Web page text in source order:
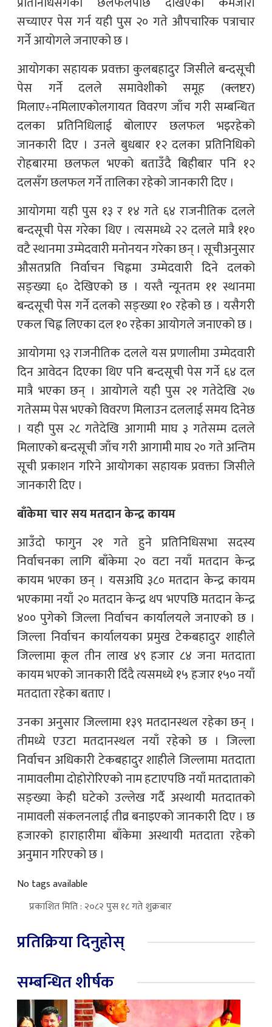
सच्याएर पेस गर्न यही पुस २० गते औपचारिक पत्राचार
गर्ने आयोगले जनाएको छ ।
आयोगका सहायक प्रवक्ता कुलबहादुर जिसीले बन्दसूची
पेस गर्ने दलले समावेशीको समूह (क्लष्टर)
मिलाए÷नमिलाएकोलगायत विवरण जाँच गरी सम्बन्धित
दलका प्रतिनिधिलाई बोलाएर छलफल भइरहेको
जानकारी दिए । उनले बुधबार १२ दलका प्रतिनिधिको
रोहबारमा छलफल भएको बताउँदै बिहीबार पनि १२
दलसँग छलफल गर्ने तालिका रहेको जानकारी दिए ।
आयोगमा यही पुस १३ र १४ गते ६४ राजनीतिक दलले
बन्दसूची पेस गरेका थिए । त्यसमध्ये २२ दलले मात्रै ११०
वटै स्थानमा उम्मेदवारी मनोनयन गरेका छन् । सूचीअनुसार
औसतप्रति निर्वाचन चिह्नमा उम्मेदवारी दिने दलको
सङ्ख्या ६० देखिएको छ । यस्तै न्यूनतम ११ स्थानमा
बन्दसूची पेस गर्ने दलको सङ्ख्या १० रहेको छ । यसैगरी
एकल चिह्न लिएका दल १० रहेका आयोगले जनाएको छ ।
आयोगमा ९३ राजनीतिक दलले यस प्रणालीमा उम्मेदवारी
दिन आवेदन दिएका थिए पनि बन्दसूची पेस गर्ने ६४ दल
मात्रै भएका छन् । आयोगले यही पुस २१ गतेदेखि २७
गतेसम्म पेस भएको विवरण मिलाउन दललाई समय दिनेछ
। यही पुस २८ गतेदेखि आगामी माघ ३ गतेसम्म दलले
मिलाएको बन्दसूची जाँच गरी आगामी माघ २० गते अन्तिम
सूची प्रकाशन गरिने आयोगका सहायक प्रवक्ता जिसीले
जानकारी दिए ।
बाँकेमा चार सय मतदान केन्द्र कायम
आउँदो फागुन २१ गते हुने प्रतिनिधिसभा सदस्य
निर्वाचनका लागि बाँकेमा २० वटा नयाँ मतदान केन्द्र
कायम भएका छन् । यसअघि ३८० मतदान केन्द्र कायम
भएकामा नयाँ २० मतदान केन्द्र थप भएपछि मतदान केन्द्र
४०० पुगेको जिल्ला निर्वाचन कार्यालयले जनाएको छ ।
जिल्ला निर्वाचन कार्यालयका प्रमुख टेकबहादुर शाहीले
जिल्लामा कूल तीन लाख ४९ हजार ८४ जना मतदाता
कायम भएको जानकारी दिँदै त्यसमध्ये १५ हजार १५० नयाँ
मतदाता रहेका बताए ।
उनका अनुसार जिल्लामा १३९ मतदानस्थल रहेका छन् ।
तीमध्ये एउटा मतदानस्थल नयाँ रहेको छ । जिल्ला
निर्वाचन अधिकारी टेकबहादुर शाहीले जिल्लामा मतदाता
नामावलीमा दोहोरोरिएको नाम हटाएपछि नयाँ मतदाताको
सङ्ख्या केही घटेको उल्लेख गर्दै अस्थायी मतदातको
नामावली संकलनलाई तीव्र बनाइएको जानकारी दिए । छ
हजारको हाराहारीमा बाँकेमा अस्थायी मतदाता रहेको
अनुमान गरिएको छ ।
No tags available
प्रकाशित मिति : २०८२ पुस १८ गते शुक्रबार
प्रतिक्रिया दिनुहोस्
सम्बन्धित शीर्षक